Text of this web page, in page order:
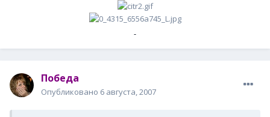
Победа
Опубликовано 6 августа, 2007